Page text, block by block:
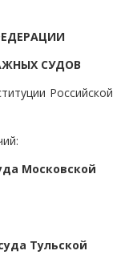
СУДОВ
Российской
Московской
Тульской